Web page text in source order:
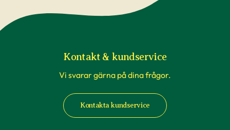
Kontakt & kundservice
Vi svarar gärna på dina frågor.
Kontakta kundservice